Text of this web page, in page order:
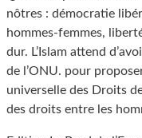
nôtres : démocratie
hommes-femmes,
dur. L’Islam attend
de l’ONU. pour
universelle des Droits
des droits entre les